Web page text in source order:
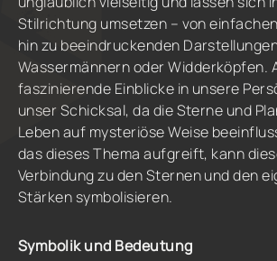
Stilrichtung umsetzen – von
hin zu beeindruckenden
Wassermännern oder Widderköpfen.
faszinierende Einblicke in unsere
unser Schicksal, da die Sterne und
Leben auf mysteriöse Weise
das dieses Thema aufgreift, kann
Verbindung zu den Sternen und den
Stärken symbolisieren.
Symbolik und Bedeutung